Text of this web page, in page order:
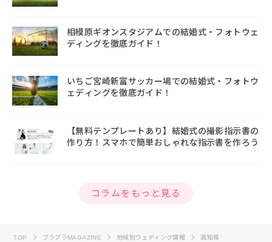
相模原ギオンスタジアムでの結婚式・フォトウェ
ディングを徹底ガイド！
いちご宮崎新富サッカー場での結婚式・フォトウ
ェディングを徹底ガイド！
【無料テンプレートあり】結婚式の撮影指示書の
作り方！スマホで簡単おしゃれな指示書を作ろう
コラムをもっと見る
TOP ブラプラMAGAZINE 地域別ウェディング情報
高知県